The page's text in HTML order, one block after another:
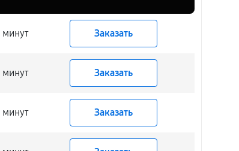
минут Заказать
минут Заказать
минут Заказать